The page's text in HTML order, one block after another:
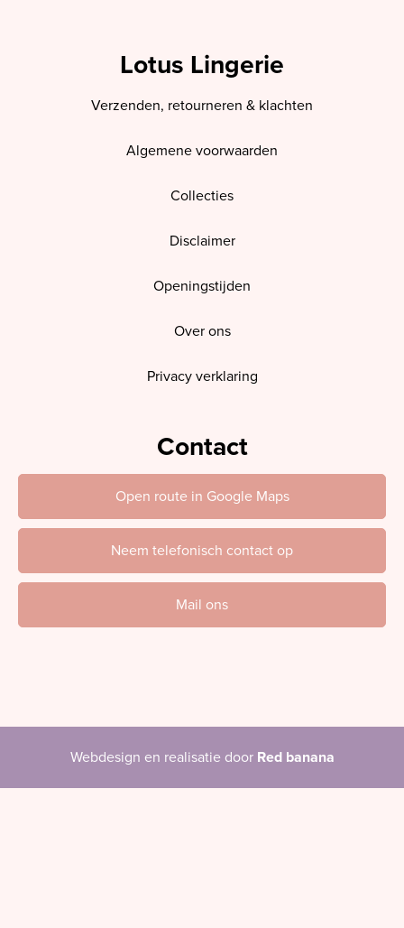
Lotus Lingerie
Verzenden, retourneren & klachten
Algemene voorwaarden
Collecties
Disclaimer
Openingstijden
Over ons
Privacy verklaring
Contact
Open route in Google Maps
Neem telefonisch contact op
Mail ons
Webdesign en realisatie door Red banana